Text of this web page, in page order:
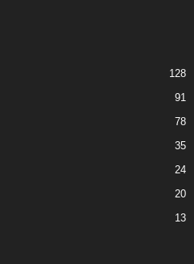
128
91
78
35
24
20
13